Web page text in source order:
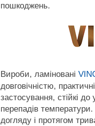
пошкоджень.
Вироби, ламіновані
довговічністю,
застосування, стійкі
перепадів
догляду і протягом